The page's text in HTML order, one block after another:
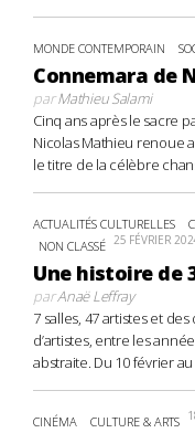
MONDE CONTEMPORAIN
Connemara de
parMathieu Salami
Cinq ans après le sacre
Nicolas Mathieu renoue
le titre de la célèbre
ACTUALITÉS CULTURELLES
NON CLASSÉ 25 FÉVRIER
Une histoire de
parAnaë Leffray
7 salles, 47 artistes et
d’artistes, entre les
abstraite. Du 10 février au
CINÉMA CULTURE & ARTS